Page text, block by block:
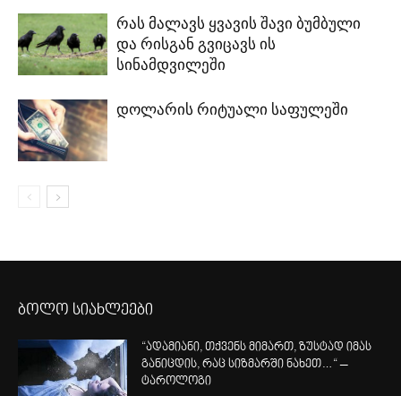
რას მალავს ყვავის შავი ბუმბული
და რისგან გვიცავს ის
სინამდვილეში
დოლარის რიტუალი საფულეში
ბოლო სიახლეები
“ადამიანი, თქვენს მიმართ, ზუსტად იმას
განიცდის, რაც სიზმარში ნახეთ…“ –
ტაროლოგი